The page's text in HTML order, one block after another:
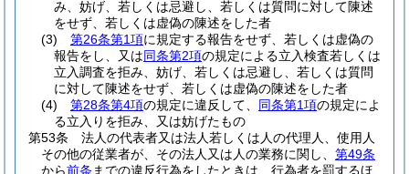
み、妨げ、若しくは忌避し、若しくは質問に対して陳述
をせず、若しくは虚偽の陳述をした者
(3)
第26条第1項に規定する報告をせず、若しくは虚偽の
報告をし、又は同条第2項の規定による立入検査若しくは
立入調査を拒み、妨げ、若しくは忌避し、若しくは質問
に対して陳述をせず、若しくは虚偽の陳述をした者
(4)
第28条第4項の規定に違反して、 同条第1項の規定によ
る立入りを拒み、又は妨げたもの
第53条
法人の代表者又は法人若しくは人の代理人、使用人
その他の従業者が、その法人又は人の業務に関し、 第49条
から前条 までの違反行為をしたときは、行為者を罰するほ